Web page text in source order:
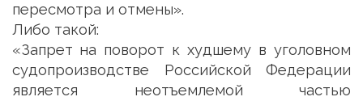
пересмотра и отмены».
Либо такой:
«Запрет на поворот к худшему в уголовном
судопроизводстве Российской Федерации
является неотъемлемой частью